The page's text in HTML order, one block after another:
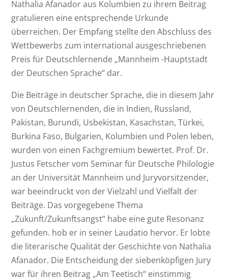
Nathalia Afanador aus Kolumbien zu ihrem Beitrag
gratulieren eine entsprechende Urkunde
überreichen. Der Empfang stellte den Abschluss des
Wettbewerbs zum international ausgeschriebenen
Preis für Deutschlernende „Mannheim -Hauptstadt
der Deutschen Sprache“ dar.
Die Beiträge in deutscher Sprache, die in diesem Jahr
von Deutschlernenden, die in Indien, Russland,
Pakistan, Burundi, Usbekistan, Kasachstan, Türkei,
Burkina Faso, Bulgarien, Kolumbien und Polen leben,
wurden von einen Fachgremium bewertet. Prof. Dr.
Justus Fetscher vom Seminar für Deutsche Philologie
an der Universität Mannheim und Juryvorsitzender,
war beeindruckt von der Vielzahl und Vielfalt der
Beiträge. Das vorgegebene Thema
„Zukunft/Zukunftsangst“ habe eine gute Resonanz
gefunden. hob er in seiner Laudatio hervor. Er lobte
die literarische Qualität der Geschichte von Nathalia
Afanador. Die Entscheidung der siebenköpfigen Jury
war für ihren Beitrag „Am Teetisch“ einstimmig